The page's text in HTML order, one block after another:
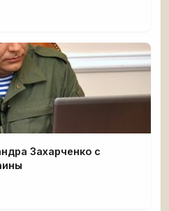
Захарченко с